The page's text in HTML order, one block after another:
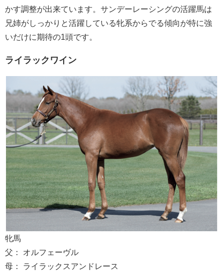
かす調整が出来ています。サンデーレーシングの活躍馬は
兄姉がしっかりと活躍している牝系からでる傾向が特に強
いだけに期待の1頭です。
ライラックワイン
牝馬
父： オルフェーヴル
母： ライラックスアンドレース